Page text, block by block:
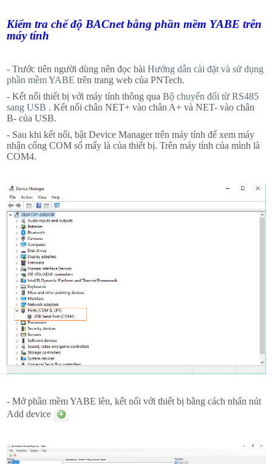
Kiểm tra chế độ BACnet bằng phần mềm YABE trên
máy tính
- Trước tiên người dùng nên đọc bài Hướng dẫn cài đặt và sử dụng
phần mềm YABE trên trang web của PNTech.
- Kết nối thiết bị với máy tính thông qua Bộ chuyển đổi từ RS485
sang USB . Kết nối chân NET+ vào chân A+ và NET- vào chân
B- của USB.
- Sau khi kết nối, bật Device Manager trên máy tính để xem máy
nhận cổng COM số mấy là của thiết bị. Trên máy tính của mình là
COM4.
- Mở phần mềm YABE lên, kết nối với thiết bị bằng cách nhấn nút
Add device